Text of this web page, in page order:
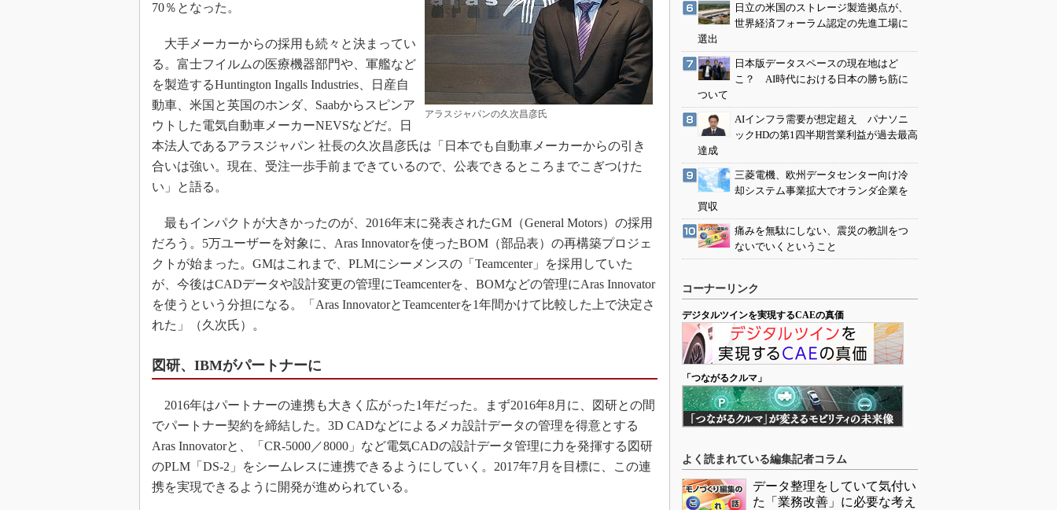
メイドインジャパン
植物工場
知財マネジメント
海外生産
グローバル設計・開発
新型コロナへの対応
アラスジャパンの久次昌彦氏
70％となった。
大手メーカーからの採用も続々と決まってい
る。富士フイルムの医療機器部門や、軍艦など
を製造するHuntington Ingalls Industries、日産自
動車、米国と英国のホンダ、Saabからスピンア
ウトした電気自動車メーカーNEVSなどだ。日
本法人であるアラスジャパン 社長の久次昌彦氏は「日本でも自動車メーカーからの引き
合いは強い。現在、受注一歩手前まできているので、公表できるところまでこぎつけた
い」と語る。
最もインパクトが大きかったのが、2016年末に発表されたGM（General Motors）の採用
だろう。5万ユーザーを対象に、Aras Innovatorを使ったBOM（部品表）の再構築プロジェ
クトが始まった。GMはこれまで、PLMにシーメンスの「Teamcenter」を採用していた
が、今後はCADデータや設計変更の管理にTeamcenterを、BOMなどの管理にAras Innovator
を使うという分担になる。「Aras InnovatorとTeamcenterを1年間かけて比較した上で決定さ
れた」（久次氏）。
図研、IBMがパートナーに
2016年はパートナーの連携も大きく広がった1年だった。まず2016年8月に、図研との間
でパートナー契約を締結した。3D CADなどによるメカ設計データの管理を得意とする
Aras Innovatorと、「CR-5000／8000」など電気CADの設計データ管理に力を発揮する図研
のPLM「DS-2」をシームレスに連携できるようにしていく。2017年7月を目標に、この連
携を実現できるように開発が進められている。
日立の米国のストレージ製造拠点が、
世界経済フォーラム認定の先進工場に
選出
日本版データスペースの現在地はど
こ？ AI時代における日本の勝ち筋に
ついて
AIインフラ需要が想定超え パナソニ
ックHDの第1四半期営業利益が過去最高
達成
三菱電機、欧州データセンター向け冷
却システム事業拡大でオランダ企業を
買収
痛みを無駄にしない、震災の教訓をつ
ないでいくということ
コーナーリンク
デジタルツインを実現するCAEの真価
「つながるクルマ」
よく読まれている編集記者コラム
データ整理をしていて気付い
た「業務改善」に必要な考え